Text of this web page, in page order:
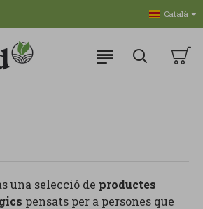
Català
una selecció de productes
pensats per a persones que